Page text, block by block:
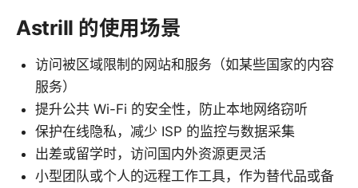
Astrill 的使用场景
访问被区域限制的网站和服务（如某些国家的内容
服务）
提升公共 Wi-Fi 的安全性，防止本地网络窃听
保护在线隐私，减少 ISP 的监控与数据采集
出差或留学时，访问国内外资源更灵活
小型团队或个人的远程工作工具，作为替代品或备